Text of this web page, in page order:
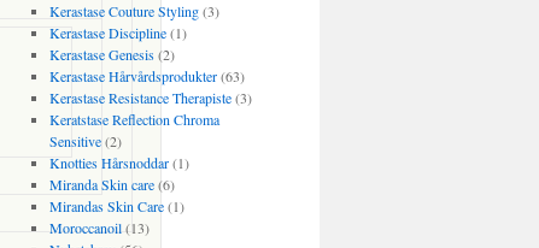
Kerastase Couture Styling(3)
Kerastase Discipline(1)
Kerastase Genesis(2)
Kerastase Hårvårdsprodukter(63)
Kerastase Resistance Therapiste(3)
Keratstase Reflection Chroma
Sensitive(2)
Knotties Hårsnoddar(1)
Miranda Skin care(6)
Mirandas Skin Care(1)
Moroccanoil(13)